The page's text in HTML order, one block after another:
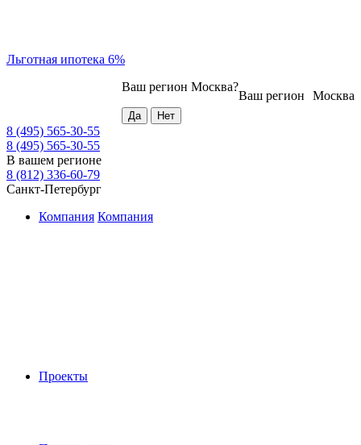
Льготная ипотека 6%
Москва
Ваш регион
Ваш регион Москва?
8 (495) 565-30-55
8 (495) 565-30-55
В вашем регионе
8 (812) 336-60-79
Санкт-Петербург
Компания Компания
Проекты